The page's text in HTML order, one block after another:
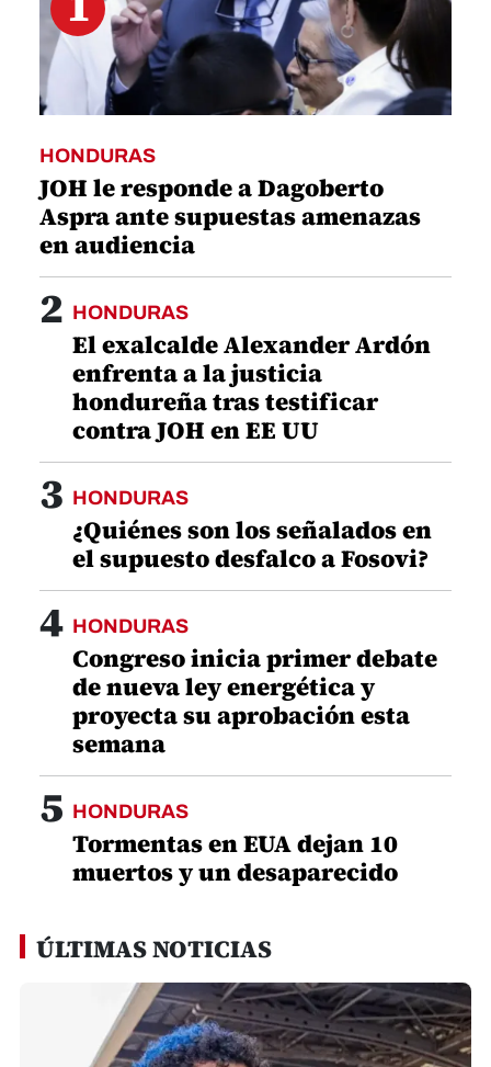
HONDURAS
JOH le responde a Dagoberto
Aspra ante supuestas amenazas
en audiencia
2 HONDURAS
El exalcalde Alexander Ardón
enfrenta a la justicia
hondureña tras testificar
contra JOH en EE UU
3 HONDURAS
¿Quiénes son los señalados en
el supuesto desfalco a Fosovi?
4 HONDURAS
Congreso inicia primer debate
de nueva ley energética y
proyecta su aprobación esta
semana
5 HONDURAS
Tormentas en EUA dejan 10
muertos y un desaparecido
ÚLTIMAS NOTICIAS